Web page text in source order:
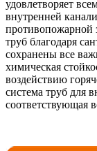
удовлетворяет
внутренней
противопожарной
труб благодаря
сохранены все
химическая
воздействию
система труб для
соответствующая